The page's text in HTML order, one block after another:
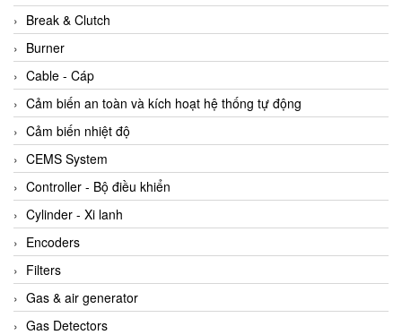
Break & Clutch
Burner
Cable - Cáp
Cảm biến an toàn và kích hoạt hệ thống tự động
Cảm biến nhiệt độ
CEMS System
Controller - Bộ điều khiển
Cylinder - Xi lanh
Encoders
Filters
Gas & air generator
Gas Detectors